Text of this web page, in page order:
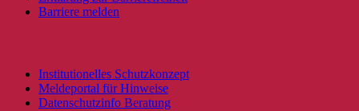
Barriere melden
Institutionelles Schutzkonzept
Meldeportal für Hinweise
Datenschutzinfo Beratung